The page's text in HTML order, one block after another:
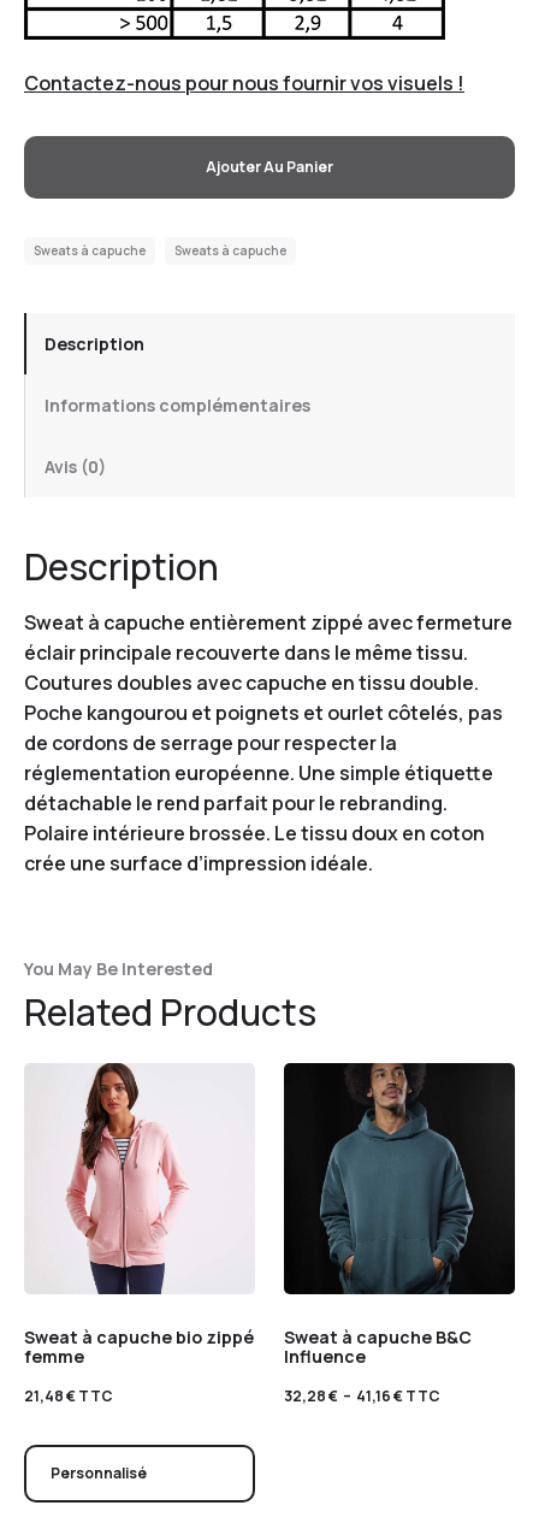
Contactez-nous pour nous fournir vos visuels !
Ajouter Au Panier
Sweats à capuche Sweats à capuche
Description
Informations complémentaires
Avis (0)
Description
Sweat à capuche entièrement zippé avec fermeture
éclair principale recouverte dans le même tissu.
Coutures doubles avec capuche en tissu double.
Poche kangourou et poignets et ourlet côtelés, pas
de cordons de serrage pour respecter la
réglementation européenne. Une simple étiquette
détachable le rend parfait pour le rebranding.
Polaire intérieure brossée. Le tissu doux en coton
crée une surface d’impression idéale.
You May Be Interested
Related Products
Sweat à capuche bio zippé
femme
21,48€TTC
Personnalisé
Sweat à capuche B&C
Influence
32,28€ – 41,16€TTC